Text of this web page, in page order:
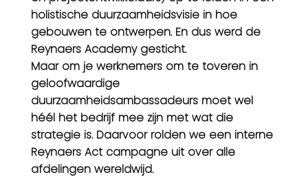
holistische duurzaamheidsvisie in hoe
gebouwen te ontwerpen. En dus werd de
Reynaers Academy gesticht.
Maar om je werknemers om te toveren in
geloofwaardige
duurzaamheidsambassadeurs moet wel
héél het bedrijf mee zijn met wat die
strategie is. Daarvoor rolden we een interne
Reynaers Act campagne uit over alle
afdelingen wereldwijd.